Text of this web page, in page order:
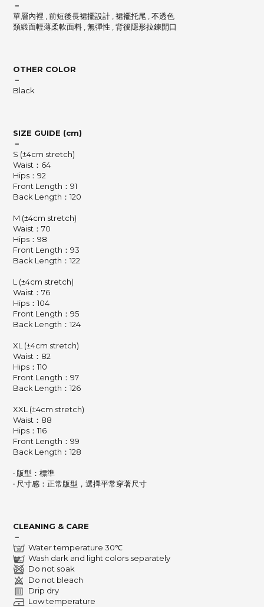
－
單層內裡 , 前短後長裙擺設計 , 裙襬托尾 , 不透色
類緞面輕薄柔軟面料 , 無彈性 , 背後隱形拉鍊開口
OTHER COLOR
－
Black
SIZE GUIDE (cm)
－
S (±4cm stretch)
Waist：64
Hips：92
Front Length：91
Back Length：120
M (±4cm stretch)
Waist：70
Hips：98
Front Length：93
Back Length：122
L (±4cm stretch)
Waist：76
Hips：104
Front Length：95
Back Length：124
XL (±4cm stretch)
Waist：82
Hips：110
Front Length：97
Back Length：126
XXL (±4cm stretch)
Waist：88
Hips：116
Front Length：99
Back Length：128
‧ 版型：標準
‧ 尺寸感：正常版型，選擇平常穿著尺寸
CLEANING & CARE
－
Water temperature 30℃
Wash dark and light colors separately
Do not soak
Do not bleach
Drip dry
Low temperature